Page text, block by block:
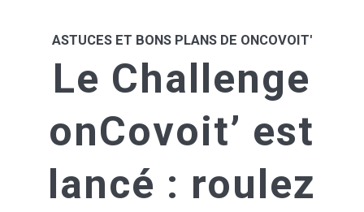
ASTUCES ET BONS PLANS DE ONCOVOIT'
Le Challenge
onCovoit’ est
lancé : roulez